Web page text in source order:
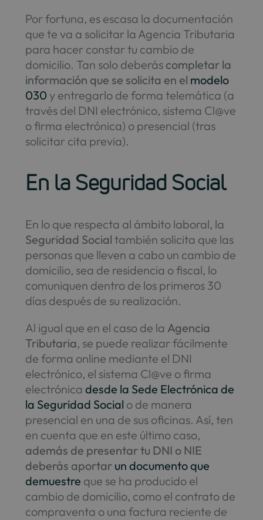
Por fortuna, es escasa la documentación
que te va a solicitar la Agencia Tributaria
para hacer constar tu cambio de
domicilio. Tan solo deberás completar la
información que se solicita en el modelo
030 y entregarlo de forma telemática (a
través del DNI electrónico, sistema Cl@ve
o firma electrónica) o presencial (tras
solicitar cita previa).
En la Seguridad Social
En lo que respecta al ámbito laboral, la
Seguridad Social también solicita que las
personas que lleven a cabo un cambio de
domicilio, sea de residencia o fiscal, lo
comuniquen dentro de los primeros 30
días después de su realización.
Al igual que en el caso de la Agencia
Tributaria, se puede realizar fácilmente
de forma online mediante el DNI
electrónico, el sistema Cl@ve o firma
electrónicadesde la Sede Electrónica de
la Seguridad Social o de manera
presencial en una de sus oficinas. Así, ten
en cuenta que en este último caso,
además de presentar tu DNI o NIE
deberás aportar un documento que
demuestre que se ha producido el
cambio de domicilio, como el contrato de
compraventa o una factura reciente de